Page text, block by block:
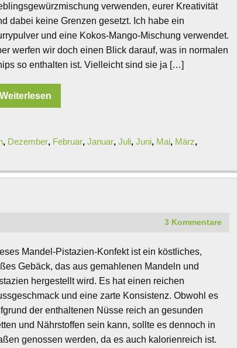
verwenden, eurer Kreativität
dabei keine Grenzen gesetzt. Ich habe ein
und eine Kokos-Mango-Mischung verwendet.
werfen wir doch einen Blick darauf, was in normalen
so enthalten ist. Vielleicht sind sie ja […]
Weiterlesen
, Dezember, Februar, Januar, Juli, Juni, Mai, März,
3 Kommentare
Mandel-Pistazien-Konfekt ist ein köstliches,
Gebäck, das aus gemahlenen Mandeln und
hergestellt wird. Es hat einen reichen
und eine zarte Konsistenz. Obwohl es
der enthaltenen Nüsse reich an gesunden
und Nährstoffen sein kann, sollte es dennoch in
genossen werden, da es auch kalorienreich ist.